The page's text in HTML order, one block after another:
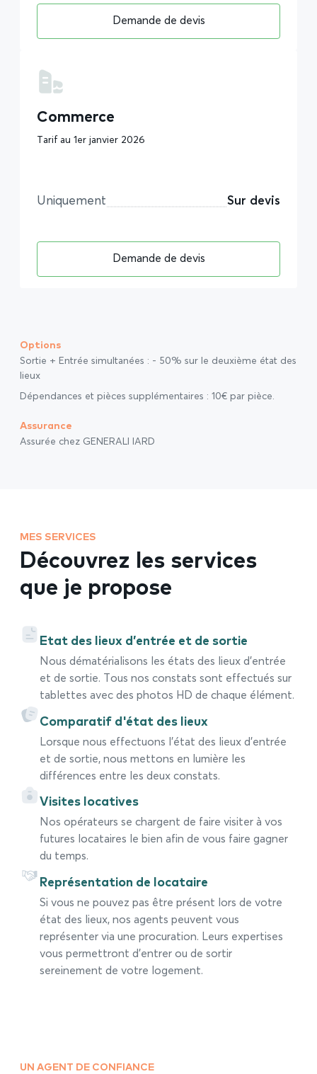
Demande de devis
Commerce
Tarif au 1er janvier 2026
Uniquement Sur devis
Demande de devis
Options
Sortie + Entrée simultanées : - 50% sur le deuxième état des
lieux
Dépendances et pièces supplémentaires : 10€ par pièce.
Assurance
Assurée chez GENERALI IARD
MES SERVICES
Découvrez les services
que je propose
Etat des lieux d’entrée et de sortie
Nous dématérialisons les états des lieux d’entrée
et de sortie. Tous nos constats sont effectués sur
tablettes avec des photos HD de chaque élément.
Comparatif d'état des lieux
Lorsque nous effectuons l’état des lieux d’entrée
et de sortie, nous mettons en lumière les
différences entre les deux constats.
Visites locatives
Nos opérateurs se chargent de faire visiter à vos
futures locataires le bien afin de vous faire gagner
du temps.
Représentation de locataire
Si vous ne pouvez pas être présent lors de votre
état des lieux, nos agents peuvent vous
représenter via une procuration. Leurs expertises
vous permettront d’entrer ou de sortir
sereinement de votre logement.
UN AGENT DE CONFIANCE